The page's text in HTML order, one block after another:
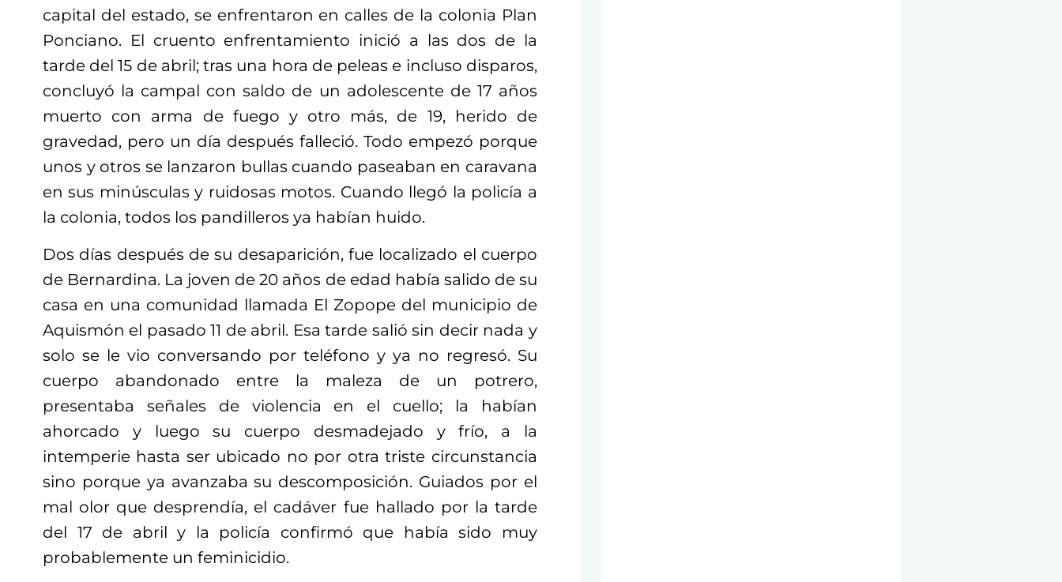
capital del estado, se enfrentaron en calles de la colonia Plan
Ponciano. El cruento enfrentamiento inició a las dos de la
tarde del 15 de abril; tras una hora de peleas e incluso disparos,
concluyó la campal con saldo de un adolescente de 17 años
muerto con arma de fuego y otro más, de 19, herido de
gravedad, pero un día después falleció. Todo empezó porque
unos y otros se lanzaron bullas cuando paseaban en caravana
en sus minúsculas y ruidosas motos. Cuando llegó la policía a
la colonia, todos los pandilleros ya habían huido.
Dos días después de su desaparición, fue localizado el cuerpo
de Bernardina. La joven de 20 años de edad había salido de su
casa en una comunidad llamada El Zopope del municipio de
Aquismón el pasado 11 de abril. Esa tarde salió sin decir nada y
solo se le vio conversando por teléfono y ya no regresó. Su
cuerpo abandonado entre la maleza de un potrero,
presentaba señales de violencia en el cuello; la habían
ahorcado y luego su cuerpo desmadejado y frío, a la
intemperie hasta ser ubicado no por otra triste circunstancia
sino porque ya avanzaba su descomposición. Guiados por el
mal olor que desprendía, el cadáver fue hallado por la tarde
del 17 de abril y la policía confirmó que había sido muy
probablemente un feminicidio.